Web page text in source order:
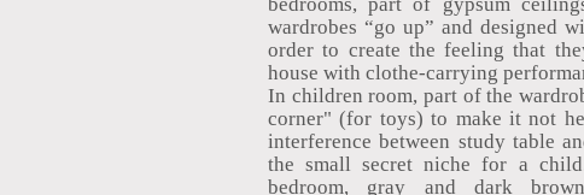
bedrooms, part of gypsum
wardrobes “go up” and designed
order to create the feeling that
house with clothe-carrying
In children room, part of the
corner" (for toys) to make it not
interference between study table
the small secret niche for a
bedroom, gray and dark